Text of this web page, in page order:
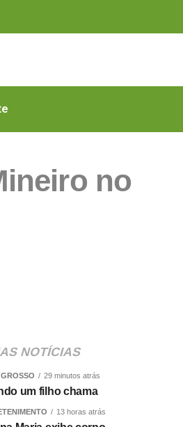
no
NOTÍCIAS
29 minutos atrás
um filho chama
13 horas atrás